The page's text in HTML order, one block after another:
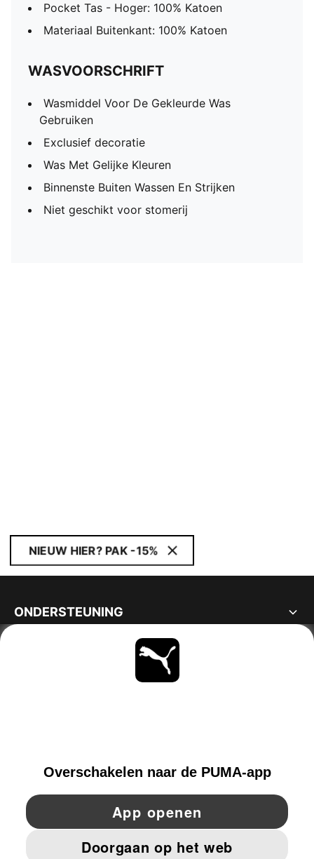
Pocket Tas - Hoger: 100% Katoen
Materiaal Buitenkant: 100% Katoen
WASVOORSCHRIFT
Wasmiddel Voor De Gekleurde Was
Gebruiken
Exclusief decoratie
Was Met Gelijke Kleuren
Binnenste Buiten Wassen En Strijken
Niet geschikt voor stomerij
NIEUW HIER? PAK -15%
ONDERSTEUNING
YouTube Twitter
BEDRIJFSGEGEVENS EN JURIDISCHE GEGEVENS